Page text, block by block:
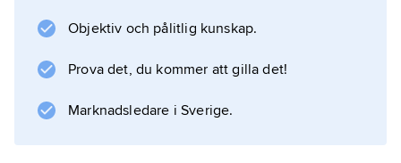
kroppen är tillplattad från sidorna. Ryggen är
är gula–tegelröda och blir gröna först efter 4–
8 månader. Arten är utpräglat trädlevande och
Objektiv och pålitlig kunskap.
Prova det, du kommer att gilla det!
Marknadsledare i Sverige.